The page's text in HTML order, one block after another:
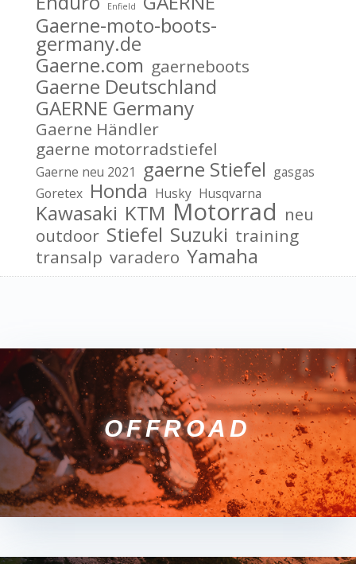
Enfield
Gaerne-moto-boots-
germany.de
Gaerne.com gaerneboots
Gaerne Deutschland
GAERNE Germany
Gaerne Händler
gaerne motorradstiefel
Gaerne neu 2021 gaerne Stiefel gasgas
Goretex Honda Husky Husqvarna
Kawasaki KTM Motorrad neu
outdoor Stiefel Suzuki training
transalp varadero Yamaha
OFFROAD